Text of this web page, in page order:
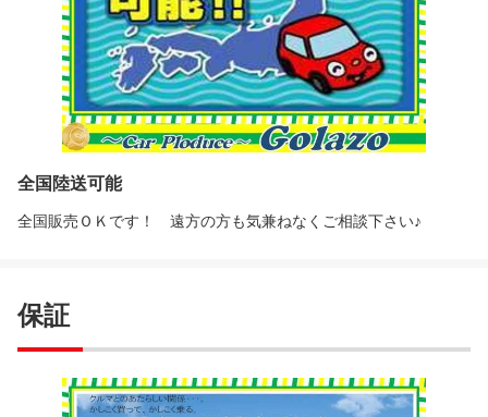
全国陸送可能
全国販売ＯＫです！ 遠方の方も気兼ねなくご相談下さい♪
保証